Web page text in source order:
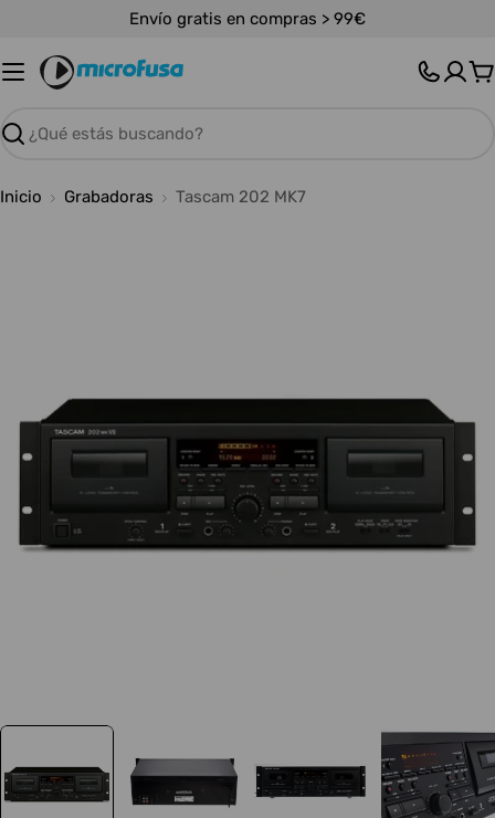
contenido
Envío gratis en compras > 99€
Buscar
Inicio Grabadoras Tascam 202 MK7
medios 0 en modal